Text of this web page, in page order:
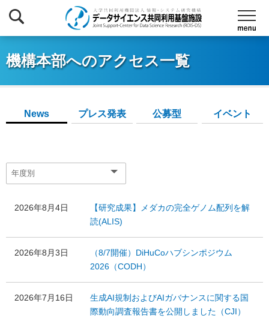
機構本部へのアクセス一覧
News プレス発表 公募型 イベント
2026年8月4日
【研究成果】メダカの完全ゲノム配列を解
読(ALIS)
2026年8月3日
（8/7開催）DiHuCoハブシンポジウム
2026（CODH）
2026年7月16日
生成AI規制およびAIガバナンスに関する国
際動向調査報告書を公開しました（CJI）